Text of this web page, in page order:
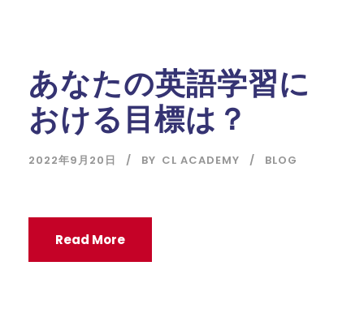
あなたの英語学習に
おける目標は？
2022年9月20日 BY CL ACADEMY BLOG
Read More